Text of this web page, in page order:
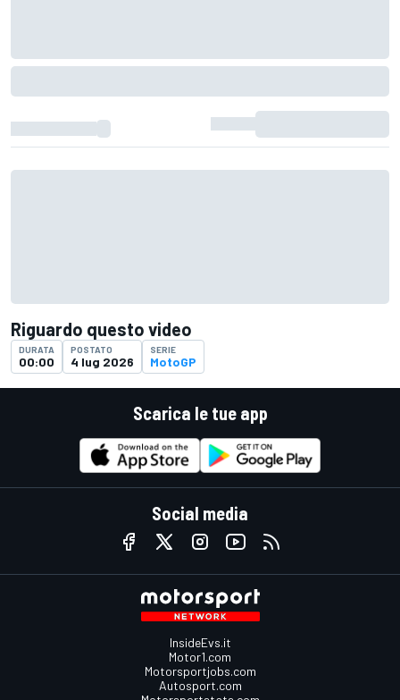
Riguardo questo video
DURATA
00:00
POSTATO
4 lug 2026
SERIE
MotoGP
Scarica le tue app
Social media
InsideEvs.it
Motor1.com
Motorsportjobs.com
Autosport.com